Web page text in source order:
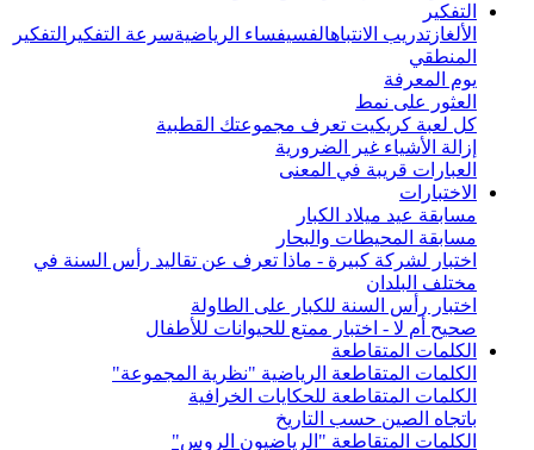
التفكير
الألغاز تدريب الانتباهالفسيفساء الرياضيةسرعة التفكير التفكير
المنطقي
يوم المعرفة
العثور على نمط
كل لعبة كريكيت تعرف مجموعتك القطبية
إزالة الأشياء غير الضرورية
العبارات قريبة في المعنى
الاختبارات
مسابقة عيد ميلاد الكبار
مسابقة المحيطات والبحار
اختبار لشركة كبيرة - ماذا تعرف عن تقاليد رأس السنة في
مختلف البلدان
اختبار رأس السنة للكبار على الطاولة
صحيح أم لا - اختبار ممتع للحيوانات للأطفال
الكلمات المتقاطعة
الكلمات المتقاطعة الرياضية "نظرية المجموعة"
الكلمات المتقاطعة للحكايات الخرافية
باتجاه الصين حسب التاريخ
الكلمات المتقاطعة "الرياضيون الروس"